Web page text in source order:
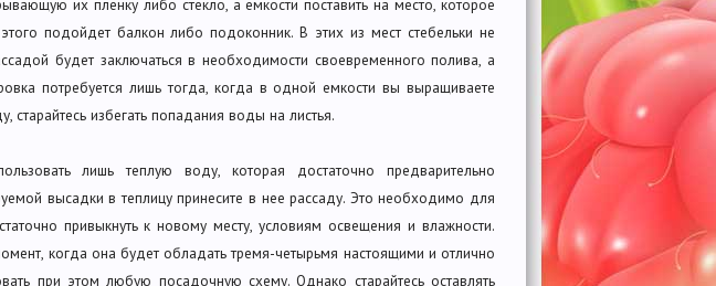
их пленку либо стекло, а емкости поставить на место, которое
подойдет балкон либо подоконник. В этих из мест стебельки не
будет заключаться в необходимости своевременного полива, а
потребуется лишь тогда, когда в одной емкости вы выращиваете
старайтесь избегать попадания воды на листья.
лишь теплую воду, которая достаточно предварительно
высадки в теплицу принесите в нее рассаду. Это необходимо для
привыкнуть к новому месту, условиям освещения и влажности.
когда она будет обладать тремя-четырьмя настоящими и отлично
при этом любую посадочную схему. Однако старайтесь оставлять